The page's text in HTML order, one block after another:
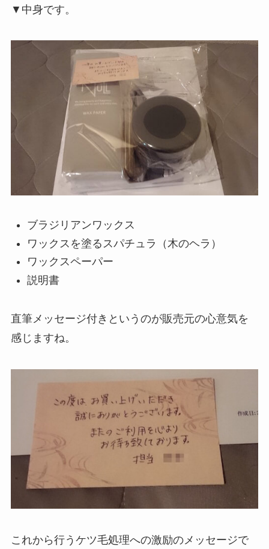
▼中身です。
ブラジリアンワックス
ワックスを塗るスパチュラ（木のヘラ）
ワックスペーパー
説明書
直筆メッセージ付きというのが販売元の心意気を
感じますね。
これから行うケツ毛処理への激励のメッセージで